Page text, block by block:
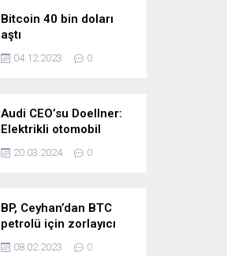
Bitcoin 40 bin doları
aştı
04.12.2023 0
Audi CEO’su Doellner:
Elektrikli otomobil
stratejimize sadık
kalacağız
20.03.2024 0
BP, Ceyhan’dan BTC
petrolü için zorlayıcı
sebep ilan etti
08.02.2023 0